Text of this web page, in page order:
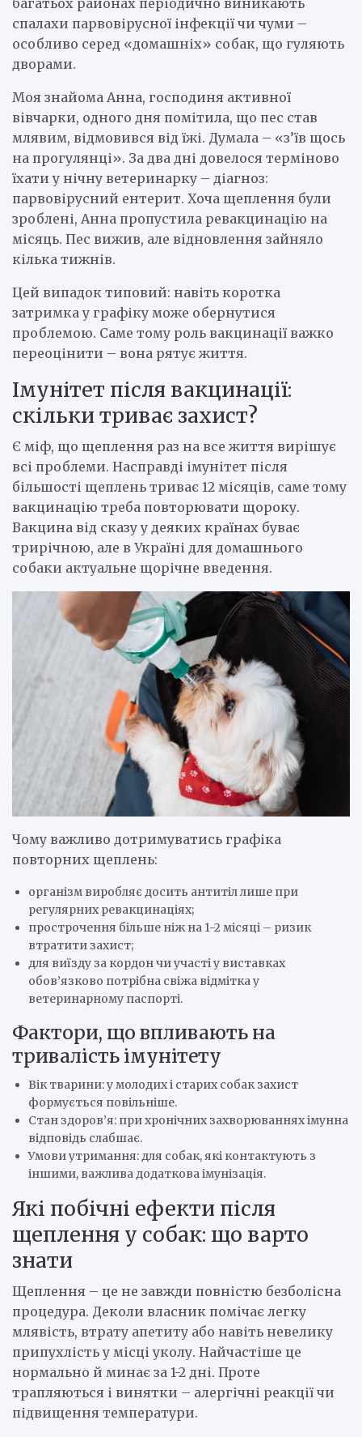
спалахи парвовірусної інфекції чи чуми –
особливо серед «домашніх» собак, що гуляють
дворами.
Моя знайома Анна, господиня активної
вівчарки, одного дня помітила, що пес став
млявим, відмовився від їжі. Думала – «з’їв щось
на прогулянці». За два дні довелося терміново
їхати у нічну ветеринарку – діагноз:
парвовірусний ентерит. Хоча щеплення були
зроблені, Анна пропустила ревакцинацію на
місяць. Пес вижив, але відновлення зайняло
кілька тижнів.
Цей випадок типовий: навіть коротка
затримка у графіку може обернутися
проблемою. Саме тому роль вакцинації важко
переоцінити – вона рятує життя.
Імунітет після вакцинації:
скільки триває захист?
Є міф, що щеплення раз на все життя вирішує
всі проблеми. Насправді імунітет після
більшості щеплень триває 12 місяців, саме тому
вакцинацію треба повторювати щороку.
Вакцина від сказу у деяких країнах буває
трирічною, але в Україні для домашнього
собаки актуальне щорічне введення.
Чому важливо дотримуватись графіка
повторних щеплень:
організм виробляє досить антитіл лише при
регулярних ревакцинаціях;
прострочення більше ніж на 1-2 місяці – ризик
втратити захист;
для виїзду за кордон чи участі у виставках
обов’язково потрібна свіжа відмітка у
ветеринарному паспорті.
Фактори, що впливають на
тривалість імунітету
Вік тварини: у молодих і старих собак захист
формується повільніше.
Стан здоров’я: при хронічних захворюваннях імунна
відповідь слабшає.
Умови утримання: для собак, які контактують з
іншими, важлива додаткова імунізація.
Які побічні ефекти після
щеплення у собак: що варто
знати
Щеплення – це не завжди повністю безболісна
процедура. Деколи власник помічає легку
млявість, втрату апетиту або навіть невелику
припухлість у місці уколу. Найчастіше це
нормально й минає за 1-2 дні. Проте
трапляються і винятки – алергічні реакції чи
підвищення температури.